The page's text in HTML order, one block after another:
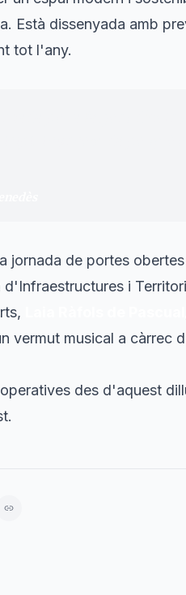
Està dissenyada amb
tot l'any.
jornada de portes
i
vermut musical a càrrec
des d'aquest